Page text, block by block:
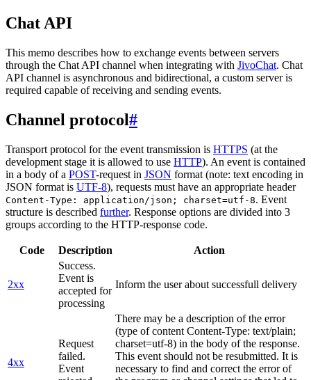
Chat API
This memo describes how to exchange events between servers
through the Chat API channel when integrating with JivoChat. Chat
API channel is asynchronous and bidirectional, a custom server is
required capable of receiving and sending events.
Channel protocol#
Transport protocol for the event transmission is HTTPS (at the
development stage it is allowed to use HTTP). An event is contained
in a body of a POST-request in JSON format (note: text encoding in
JSON format is UTF-8), requests must have an appropriate header
Content-Type: application/json; charset=utf-8. Event
structure is described further. Response options are divided into 3
groups according to the HTTP-response code.
Code Description Action
2xx
Success.
Event is
accepted for
processing
Inform the user about successfull delivery
4xx
Request
failed.
Event
There may be a description of the error
(type of content Content-Type: text/plain;
charset=utf-8) in the body of the response.
This event should not be resubmitted. It is
necessary to find and correct the error of